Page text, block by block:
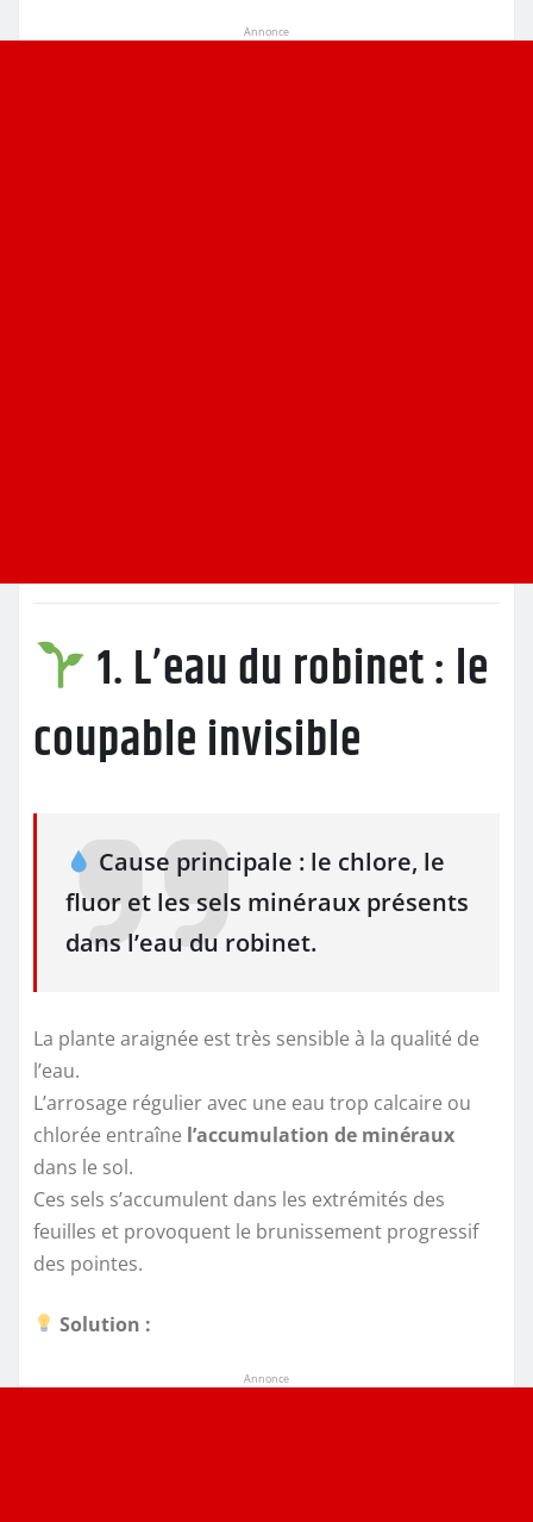
Annonce
1. L’eau du robinet : le
coupable invisible
Cause principale : le chlore, le
fluor et les sels minéraux présents
dans l’eau du robinet.
La plante araignée est très sensible à la qualité de
l’eau.
L’arrosage régulier avec une eau trop calcaire ou
chlorée entraîne l’accumulation de minéraux
dans le sol.
Ces sels s’accumulent dans les extrémités des
feuilles et provoquent le brunissement progressif
des pointes.
Solution :
Annonce